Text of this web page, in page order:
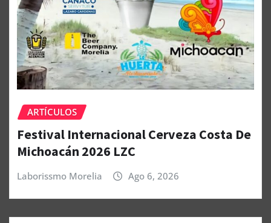
ARTÍCULOS
Festival Internacional Cerveza Costa De
Michoacán 2026 LZC
Laborissmo Morelia Ago 6, 2026